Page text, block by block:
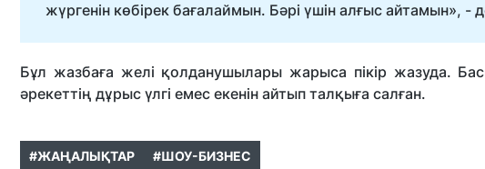
жүргенін көбірек бағалаймын. Бәрі үшін алғыс айтамын», -
Бұл жазбаға желі қолданушылары жарыса пікір жазуда.
әрекеттің дұрыс үлгі емес екенін айтып талқыға салған.
#ЖАҢАЛЫҚТАР #ШОУ-БИЗНЕС